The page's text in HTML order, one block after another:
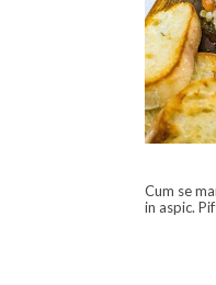
Cum se
in aspic.